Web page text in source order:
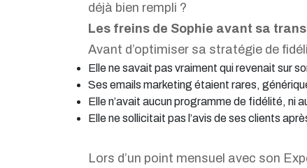
déjà bien rempli ?
Les freins de Sophie avant sa
Avant d’optimiser sa stratégie de
Elle ne savait pas vraiment qui revenait sur
Ses emails marketing étaient rares,
Elle n’avait aucun programme de fidélité, ni
Elle ne sollicitait pas l’avis de ses clients
Lors d’un point mensuel avec son